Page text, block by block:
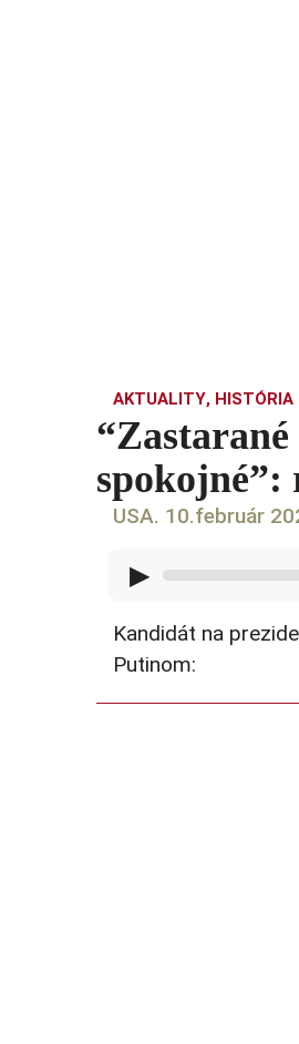
AKTUALITY, HISTÓRIA
spokojné”:
USA. 10.február
▶
Kandidát na
Putinom: